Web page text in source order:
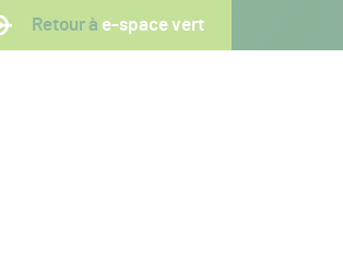
Retour à e-space vert